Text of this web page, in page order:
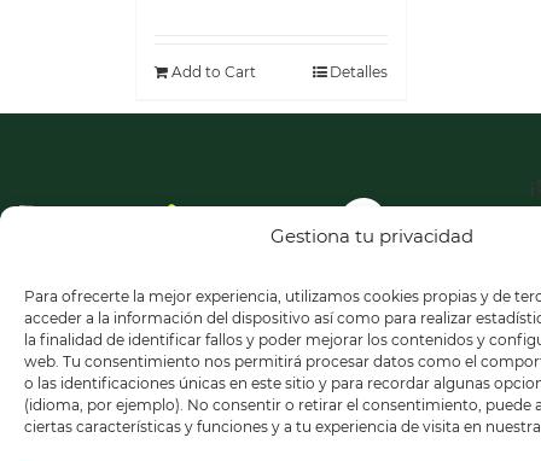
Gestiona tu privacidad
Para ofrecerte la mejor experiencia, utilizamos cookies propias y de
acceder a la información del dispositivo así como para realizar
la finalidad de identificar fallos y poder mejorar los contenidos y
web. Tu consentimiento nos permitirá procesar datos como el
o las identificaciones únicas en este sitio y para recordar algunas
(idioma, por ejemplo). No consentir o retirar el consentimiento, puede
ciertas características y funciones y a tu experiencia de visita en
Add to Cart Detalles
a